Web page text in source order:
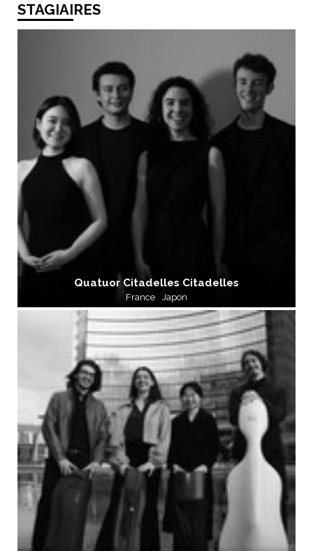
STAGIAIRES
Quatuor Citadelles Citadelles
France Japon